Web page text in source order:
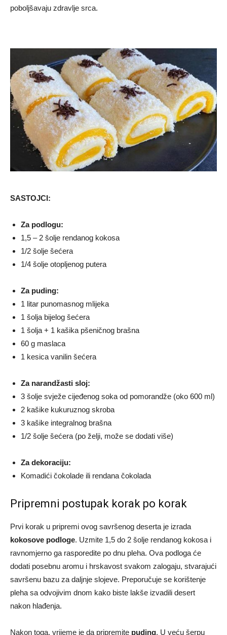
poboljšavaju zdravlje srca.
SASTOJCI:
Za podlogu:
1,5 – 2 šolje rendanog kokosa
1/2 šolje šećera
1/4 šolje otopljenog putera
Za puding:
1 litar punomasnog mlijeka
1 šolja bijelog šećera
1 šolja + 1 kašika pšeničnog brašna
60 g maslaca
1 kesica vanilin šećera
Za narandžasti sloj:
3 šolje svježe cijeđenog soka od pomorandže (oko 600 ml)
2 kašike kukuruznog skroba
3 kašike integralnog brašna
1/2 šolje šećera (po želji, može se dodati više)
Za dekoraciju:
Komadići čokolade ili rendana čokolada
Pripremni postupak korak po korak
Prvi korak u pripremi ovog savršenog deserta je izrada
kokosove podloge. Uzmite 1,5 do 2 šolje rendanog kokosa i
ravnomjerno ga rasporedite po dnu pleha. Ova podloga će
dodati posebnu aromu i hrskavost svakom zalogaju, stvarajući
savršenu bazu za daljnje slojeve. Preporučuje se korištenje
pleha sa odvojivim dnom kako biste lakše izvadili desert
nakon hlađenja.
Nakon toga, vrijeme je da pripremite puding. U veću šerpu